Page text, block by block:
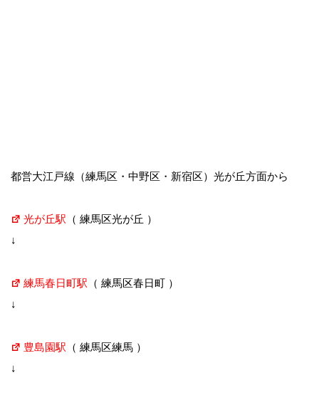
都営大江戸線（練馬区・中野区・新宿区）光が丘方面から
光が丘駅 （ 練馬区光が丘 ）
↓
練馬春日町駅 （ 練馬区春日町 ）
↓
豊島園駅 （ 練馬区練馬 ）
↓